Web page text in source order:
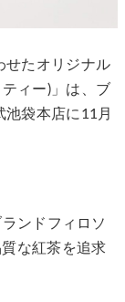
せたオリジナル
ィー)」は、ブ
袋本店に11月
ンドフィロソ
な紅茶を追求